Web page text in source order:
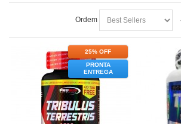
Ordem
25% OFF
PRONTA
ENTREGA